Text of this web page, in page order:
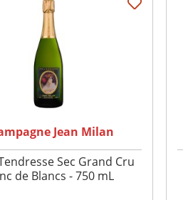
Jean Milan
Sec Grand Cru
de Blancs - 750 mL